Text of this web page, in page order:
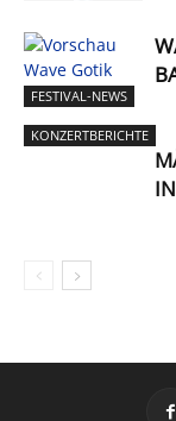
FESTIVAL-NEWS
KONZERTBERICHTE